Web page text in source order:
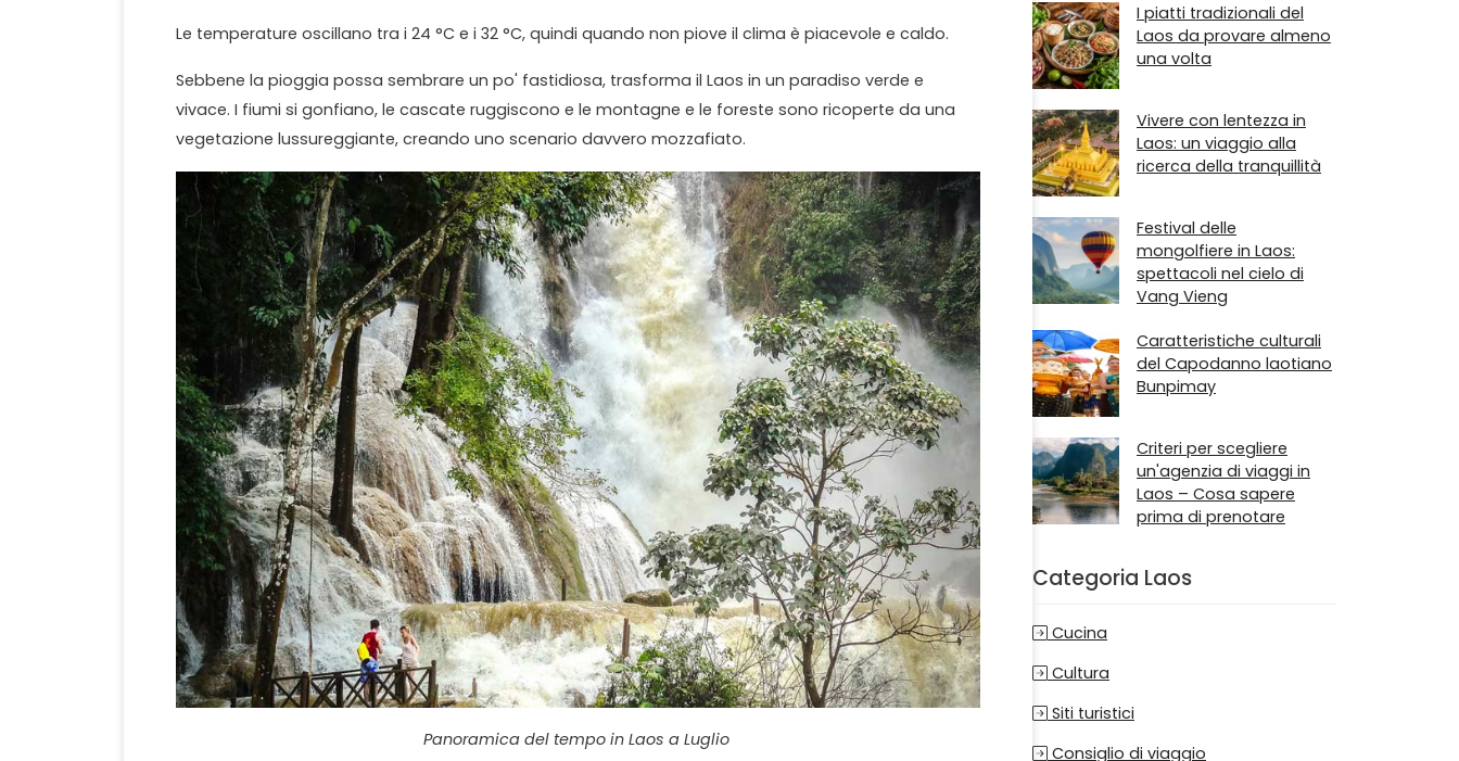
Le temperature oscillano tra i 24 °C e i 32 °C, quindi quando non piove il clima è piacevole e caldo.
Sebbene la pioggia possa sembrare un po' fastidiosa, trasforma il Laos in un paradiso verde e
vivace. I fiumi si gonfiano, le cascate ruggiscono e le montagne e le foreste sono ricoperte da una
vegetazione lussureggiante, creando uno scenario davvero mozzafiato.
Panoramica del tempo in Laos a Luglio
I piatti tradizionali del
Laos da provare almeno
una volta
Vivere con lentezza in
Laos: un viaggio alla
ricerca della tranquillità
Festival delle
mongolfiere in Laos:
spettacoli nel cielo di
Vang Vieng
Caratteristiche culturali
del Capodanno laotiano
Bunpimay
Criteri per scegliere
un'agenzia di viaggi in
Laos – Cosa sapere
prima di prenotare
Categoria Laos
Cucina
Cultura
Siti turistici
Consiglio di viaggio